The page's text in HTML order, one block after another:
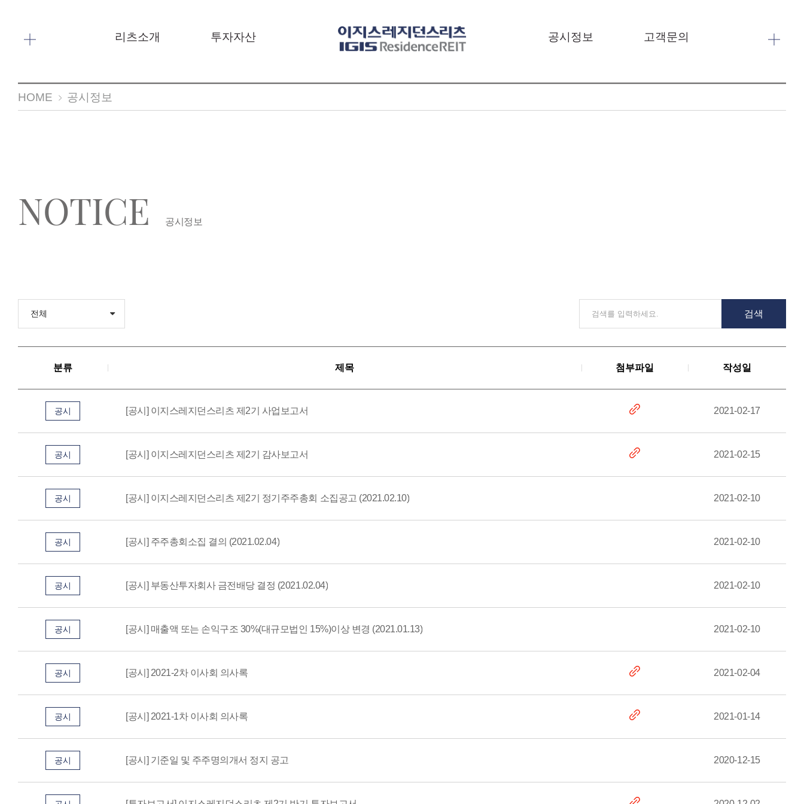
리츠소개 투자자산 공시정보 고객문의
HOME 공시정보
NOTICE 공시정보
분류 제목 첨부파일 작성일
공시 [공시] 이지스레지던스리츠 제2기 사업보고서 2021-02-17
공시 [공시] 이지스레지던스리츠 제2기 감사보고서 2021-02-15
공시 [공시] 이지스레지던스리츠 제2기 정기주주총회 소집공고 (2021.02.10) 2021-02-10
공시 [공시] 주주총회소집 결의 (2021.02.04) 2021-02-10
공시 [공시] 부동산투자회사 금전배당 결정 (2021.02.04) 2021-02-10
공시 [공시] 매출액 또는 손익구조 30%(대규모법인 15%)이상 변경 (2021.01.13) 2021-02-10
공시 [공시] 2021-2차 이사회 의사록 2021-02-04
공시 [공시] 2021-1차 이사회 의사록 2021-01-14
공시 [공시] 기준일 및 주주명의개서 정지 공고 2020-12-15